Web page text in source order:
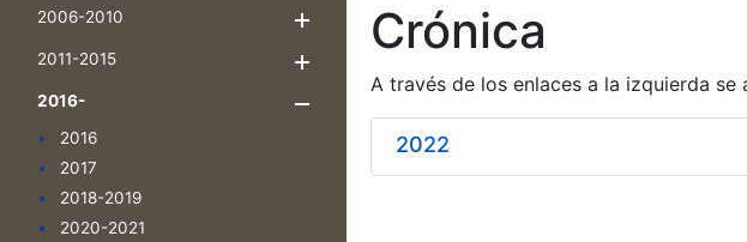
2006-2010
Mostrar/Ocultar
2011-2015
2016-
2016
2017
2018-2019
2020-2021
Crónica
A través de los enlaces a la izquierda se
2022